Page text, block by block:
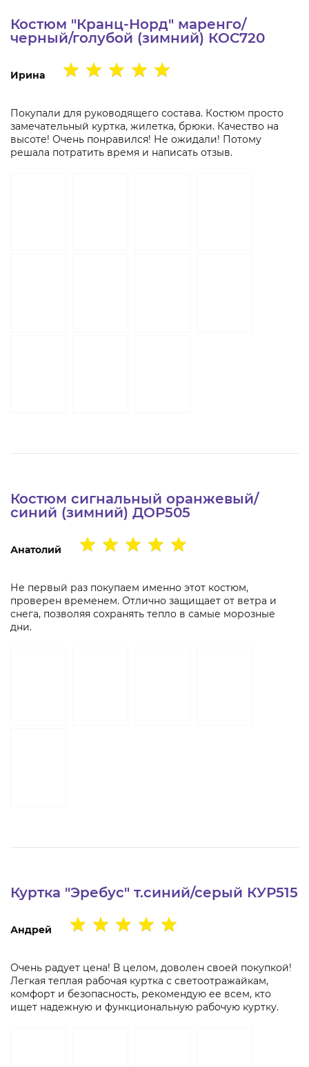
Костюм "Кранц-Норд" маренго/
черный/голубой (зимний) КОС720
Ирина
Покупали для руководящего состава. Костюм просто
замечательный куртка, жилетка, брюки. Качество на
высоте! Очень понравился! Не ожидали! Потому
решала потратить время и написать отзыв.
Костюм сигнальный оранжевый/
синий (зимний) ДОР505
Анатолий
Не первый раз покупаем именно этот костюм,
проверен временем. Отлично защищает от ветра и
снега, позволяя сохранять тепло в самые морозные
дни.
Куртка "Эребус" т.синий/серый КУР515
Андрей
Очень радует цена! В целом, доволен своей покупкой!
Легкая теплая рабочая куртка с светоотражайкам,
комфорт и безопасность, рекомендую ее всем, кто
ищет надежную и функциональную рабочую куртку.